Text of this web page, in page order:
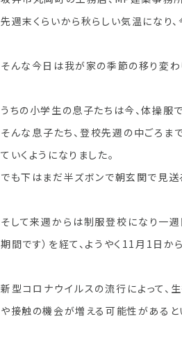
先週末くらいから秋らしい気温になり
そんな今日は我が家の季節の移り変わ
うちの小学生の息子たちは今、体操服
そんな息子たち、登校先週の中ごろ
ていくようになりました。
でも下はまだ半ズボンで朝玄関で見
そして来週からは制服登校になり一
期間です）を経て、ようやく11月1日か
新型コロナウイルスの流行によって、
や接触の機会が増える可能性があると